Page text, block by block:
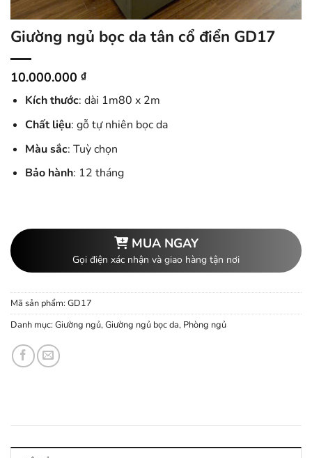
Giường ngủ bọc da tân cổ điển GD17
10.000.000 ₫
Kích thước: dài 1m80 x 2m
Chất liệu: gỗ tự nhiên bọc da
Màu sắc: Tuỳ chọn
Bảo hành: 12 tháng
MUA NGAY
Gọi điện xác nhận và giao hàng tận nơi
Mã sản phẩm: GD17
Danh mục: Giường ngủ,Giường ngủ bọc da, Phòng ngủ